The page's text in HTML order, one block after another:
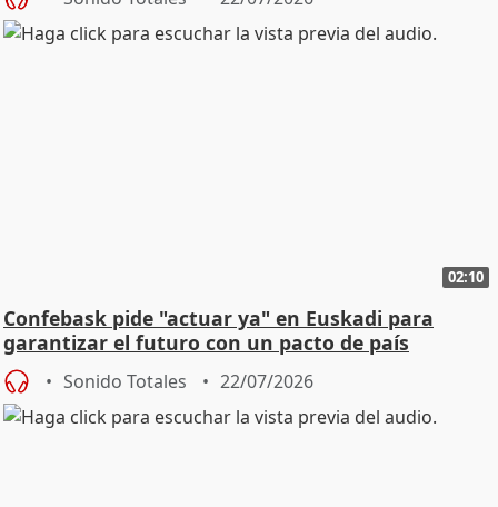
02:10
Confebask pide "actuar ya" en Euskadi para
garantizar el futuro con un pacto de país
Sonido Totales 22/07/2026